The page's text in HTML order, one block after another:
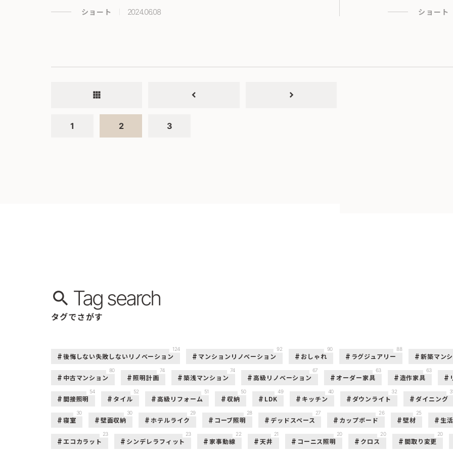
ショート 2024.06.08 ショート
apps chevron_left chevron_right
1 2 3
Tag search
タグでさがす
後悔しない失敗しないリノベーション
124
マンションリノベーション
92
おしゃれ
90
ラグジュアリー
88
新築マン
中古マンション
80
照明計画
74
築浅マンション
74
高級リノベーション
67
オーダー家具
63
造作家具
63
間接照明
54
タイル
52
高級リフォーム
51
収納
50
LDK
49
キッチン
40
ダウンライト
32
ダイニング
31
寝室
30
壁面収納
30
ホテルライク
29
コーブ照明
28
デッドスペース
27
カップボード
26
壁材
25
生
エコカラット
23
シンデレラフィット
23
家事動線
22
天井
21
コーニス照明
20
クロス
20
間取り変更
20